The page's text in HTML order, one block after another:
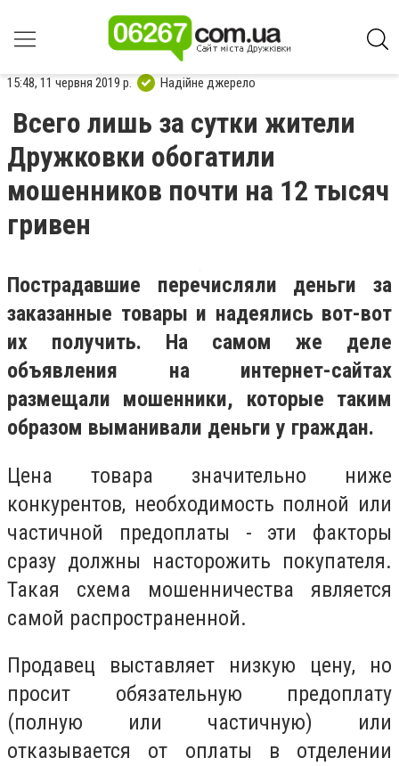
15:48, 11 червня 2019 р. Надійне джерело
Всего лишь за сутки жители
Дружковки обогатили
мошенников почти на 12 тысяч
гривен
Пострадавшие перечисляли деньги за
заказанные товары и надеялись вот-вот
их получить. На самом же деле
объявления на интернет-сайтах
размещали мошенники, которые таким
образом выманивали деньги у граждан.
Цена товара значительно ниже
конкурентов, необходимость полной или
частичной предоплаты - эти факторы
сразу должны насторожить покупателя.
Такая схема мошенничества является
самой распространенной.
Продавец выставляет низкую цену, но
просит обязательную предоплату
(полную или частичную) или
отказывается от оплаты в отделении